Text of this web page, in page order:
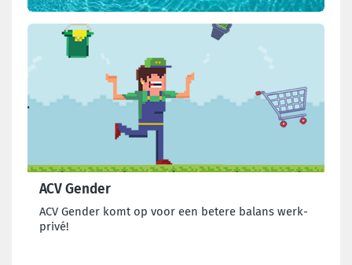
ACV Gender
ACV Gender komt op voor een betere balans werk-
privé!